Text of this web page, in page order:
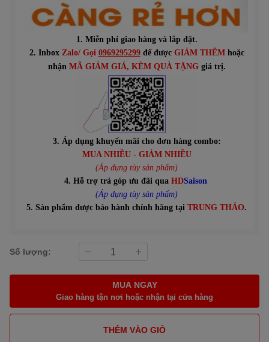
1. Miễn phí giao hàng và lắp đặt.
2. Inbox Zalo/ Gọi 0969295299để được GIẢM THÊMhoặc
nhận MÃ GIẢM GIÁ, KÈM QUÀ TẶNGgiá trị.
3. Áp dụng khuyến mãi cho đơn hàng combo:
MUA NHIỀU - GIẢM NHIỀU
(Áp dụng tùy sản phẩm)
4. Hỗ trợ trả góp ưu đãi qua HDSaison
(Áp dụng tùy sản phẩm)
5. Sản phẩm được bảo hành chính hãng tại TRUNG THẢO.
Số lượng:
MUA NGAY
Giao hàng tận nơi hoặc nhận tại cửa hàng
THÊM VÀO GIỎ